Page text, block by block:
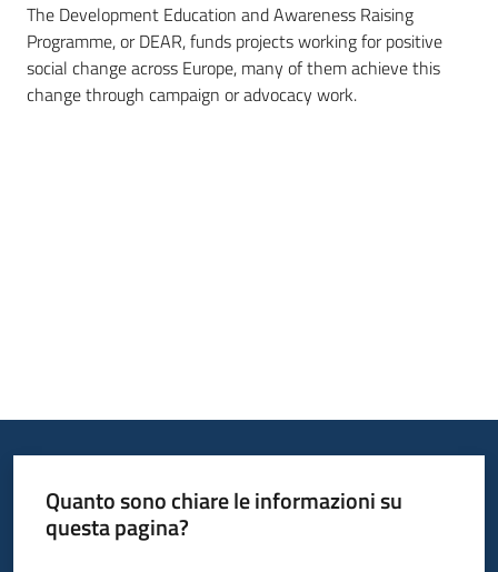
The Development Education and Awareness Raising
Programme, or DEAR, funds projects working for positive
social change across Europe, many of them achieve this
change through campaign or advocacy work.
Quanto sono chiare le informazioni su
questa pagina?